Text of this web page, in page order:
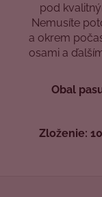
pod
Nemusíte
a okrem
osami a
Obal
Zloženie: